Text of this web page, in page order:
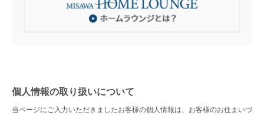
個人情報の取り扱いについて
当ページにご入力いただきましたお客様の個人情報は、お客様のお住まいづ